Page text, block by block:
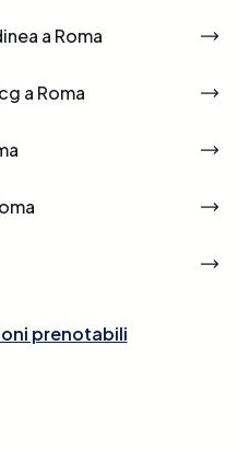
a Roma
a Roma
prenotabili